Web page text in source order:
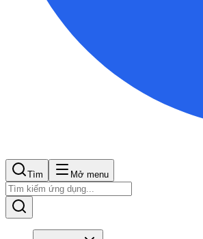
Tìm Mở menu